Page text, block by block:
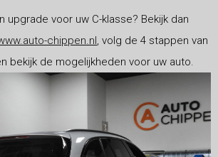
upgrade voor uw C-klasse? Bekijk dan
chippen.nl, volg de 4 stappen van
bekijk de mogelijkheden voor uw auto.